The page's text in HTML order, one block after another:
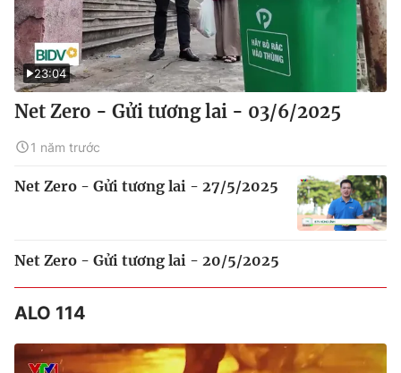
23:04
Net Zero - Gửi tương lai - 03/6/2025
1 năm trước
Net Zero - Gửi tương lai - 27/5/2025
Net Zero - Gửi tương lai - 20/5/2025
ALO 114